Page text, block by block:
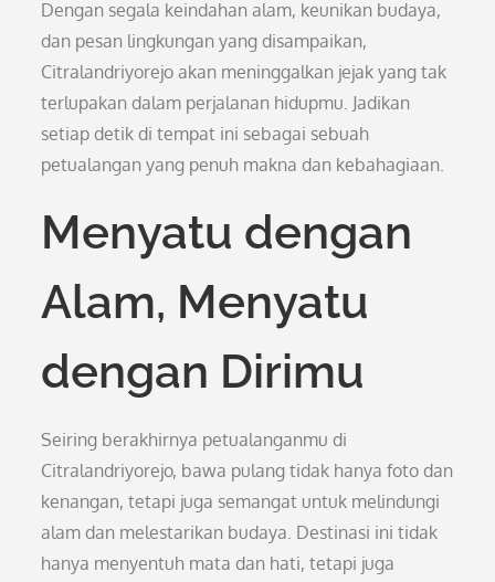
Dengan segala keindahan alam, keunikan budaya,
dan pesan lingkungan yang disampaikan,
Citralandriyorejo akan meninggalkan jejak yang tak
terlupakan dalam perjalanan hidupmu. Jadikan
setiap detik di tempat ini sebagai sebuah
petualangan yang penuh makna dan kebahagiaan.
Menyatu dengan
Alam, Menyatu
dengan Dirimu
Seiring berakhirnya petualanganmu di
Citralandriyorejo, bawa pulang tidak hanya foto dan
kenangan, tetapi juga semangat untuk melindungi
alam dan melestarikan budaya. Destinasi ini tidak
hanya menyentuh mata dan hati, tetapi juga